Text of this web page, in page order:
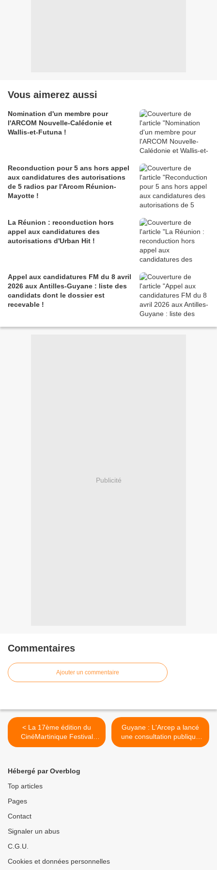
Vous aimerez aussi
Nomination d'un membre pour
l'ARCOM Nouvelle-Calédonie et
Wallis-et-Futuna !
Reconduction pour 5 ans hors appel
aux candidatures des autorisations
de 5 radios par l'Arcom Réunion-
Mayotte !
La Réunion : reconduction hors
appel aux candidatures des
autorisations d'Urban Hit !
Appel aux candidatures FM du 8 avril
2026 aux Antilles-Guyane : liste des
candidats dont le dossier est
recevable !
Publicité
Commentaires
Ajouter un commentaire
< La 17ème édition du
CinéMartinique Festival
débarque demain !
Guyane : L'Arcep a lancé
une consultation publique
sur les modalités
Hébergé par Overblog
Top articles
Pages
Contact
Signaler un abus
C.G.U.
Cookies et données personnelles